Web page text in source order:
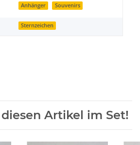
Anhänger Souvenirs
Sternzeichen
Artikel im Set!